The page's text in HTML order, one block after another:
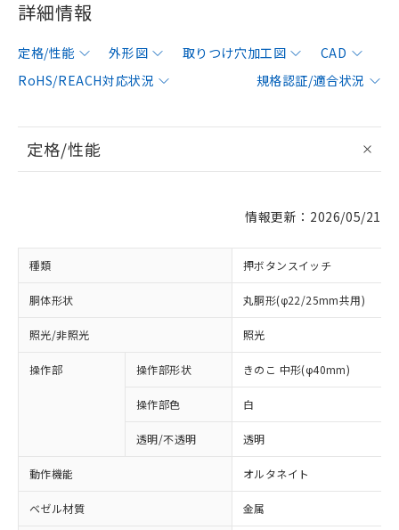
詳細情報
定格/性能 外形図 取りつけ穴加工図
CAD
RoHS/REACH対応状況
規格認証/適合状況
定格/性能
情報更新：2026/05/21
種類 押ボタンスイッチ
胴体形状 丸胴形(φ22/25mm共用)
照光/非照光 照光
操作部 操作部形状 きのこ 中形(φ40mm)
操作部色 白
透明/不透明 透明
動作機能 オルタネイト
ベゼル材質 金属